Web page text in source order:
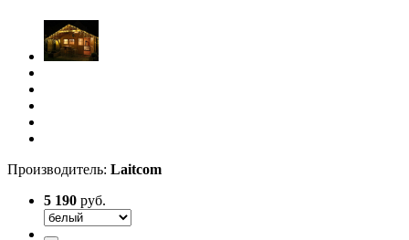
Производитель: Laitcom
5 190 руб.